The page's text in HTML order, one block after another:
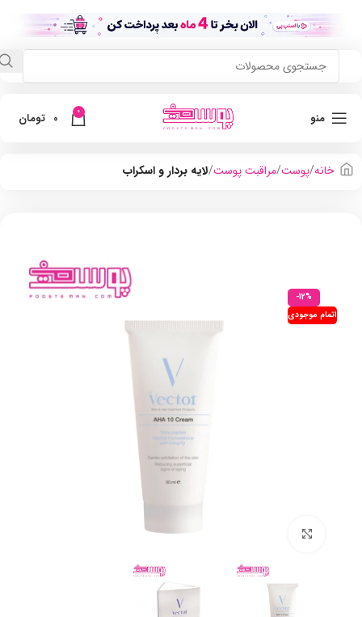
منو 0
0 تومان
خانه پوست مراقبت پوست لایه بردار و اسکراب
-12%
اتمام موجودی